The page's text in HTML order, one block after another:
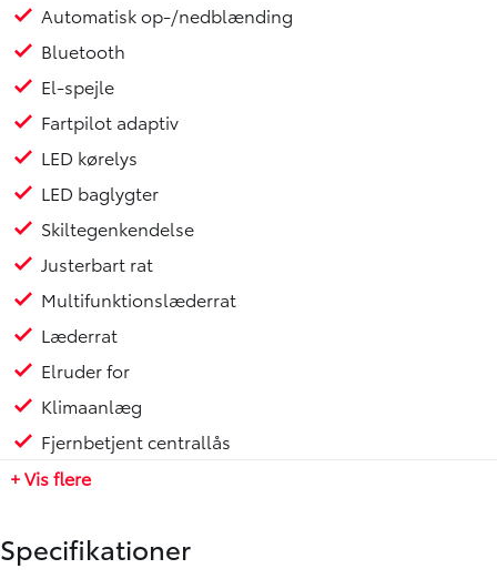
**Vigtigste udstyr:**
- Bakkamera
- Toyota Safety Sense
- Adaptiv fartpilot
- Automatisk op-/nedblænding
- Skiltegenkendelse
- Bluetooth
- Apple CarPlay og Android Auto
- LED-kørelys og LED-baglygter
- El-spejle
- Elruder foran
- Klimaanlæg
- Sædevarme foran
- Multifunktionslæderrat
- Justerbart rat
- Kørecomputer
- Skumringscensor
- Isofix
FINANSIERING GENNEM TOYOTA FINANS
Automatisk op-/nedblænding
Bluetooth
El-spejle
Fartpilot adaptiv
LED kørelys
LED baglygter
Skiltegenkendelse
Justerbart rat
Multifunktionslæderrat
Læderrat
Elruder for
Klimaanlæg
Fjernbetjent centrallås
+ Vis flere
Specifikationer